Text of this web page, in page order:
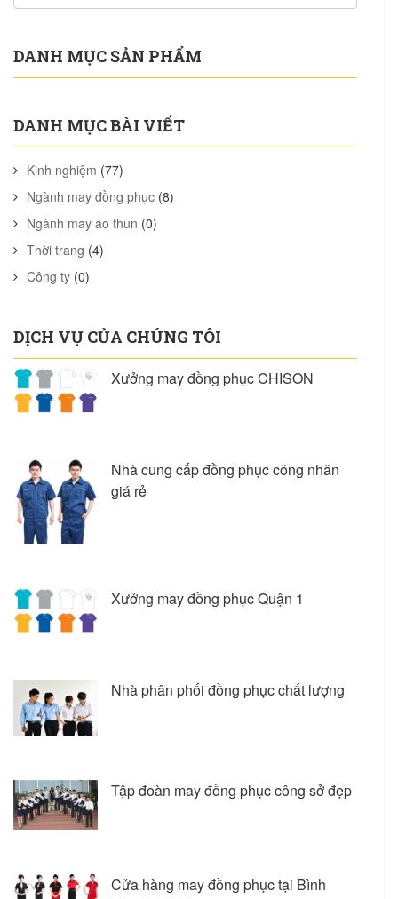
DANH MỤC SẢN PHẨM
DANH MỤC BÀI VIẾT
Kinh nghiệm (77)
Ngành may đồng phục (8)
Ngành may áo thun (0)
Thời trang (4)
Công ty (0)
DỊCH VỤ CỦA CHÚNG TÔI
Xưởng may đồng phục CHISON
Nhà cung cấp đồng phục công nhân
giá rẻ
Xưởng may đồng phục Quận 1
Nhà phân phối đồng phục chất lượng
Tập đoàn may đồng phục công sở đẹp
Cửa hàng may đồng phục tại Bình